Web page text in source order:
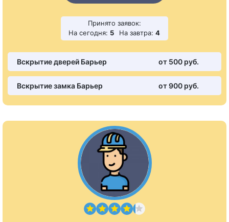
Принято заявок:
На сегодня: 5 На завтра: 4
Вскрытие дверей Барьер от 500 pуб.
Вскрытие замка Барьер от 900 pуб.